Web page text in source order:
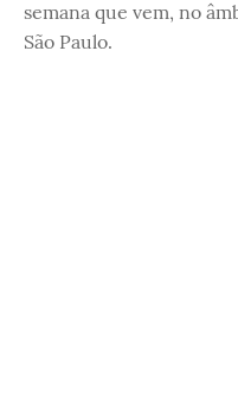
semana que vem, no
São Paulo.